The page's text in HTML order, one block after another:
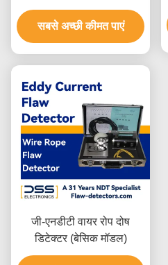
सबसे अच्छी कीमत पाएं
जी-एनडीटी वायर रोप दोष
डिटेक्टर (बेसिक मॉडल)